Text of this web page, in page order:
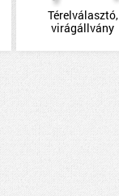
Térelválasztó,
virágállvány